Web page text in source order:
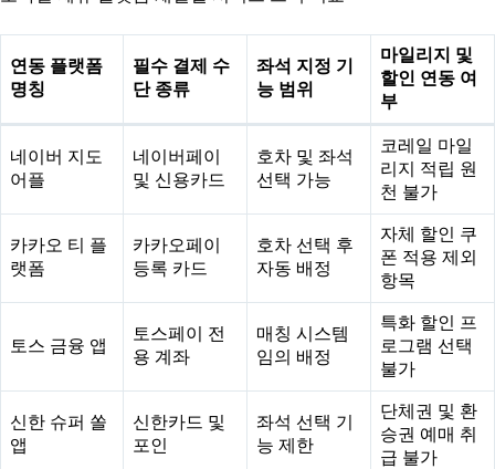
연동 플랫폼
명칭
필수 결제 수
단 종류
좌석 지정 기
능 범위
마일리지 및
할인 연동 여
부
네이버 지도
어플
네이버페이
및 신용카드
호차 및 좌석
선택 가능
코레일 마일
리지 적립 원
천 불가
카카오 티 플
랫폼
카카오페이
등록 카드
호차 선택 후
자동 배정
자체 할인 쿠
폰 적용 제외
항목
토스 금융 앱
토스페이 전
용 계좌
매칭 시스템
임의 배정
특화 할인 프
로그램 선택
불가
신한 슈퍼 쏠
앱
신한카드 및
포인
좌석 선택 기
능 제한
단체권 및 환
승권 예매 취
급 불가